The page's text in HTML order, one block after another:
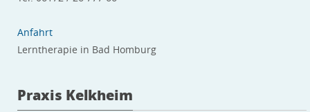
Anfahrt
Lerntherapie in Bad Homburg
Praxis Kelkheim